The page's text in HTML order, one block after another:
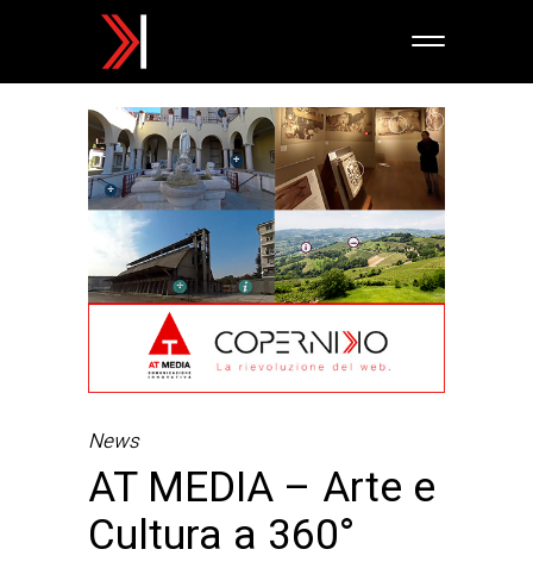
News
AT MEDIA – Arte e
Cultura a 360°